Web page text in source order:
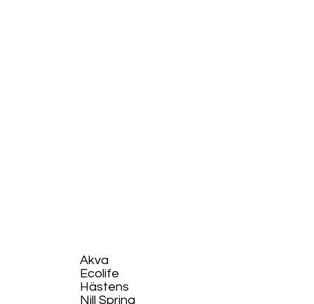
Akva
Ecolife​
Hästens
Nill Spring